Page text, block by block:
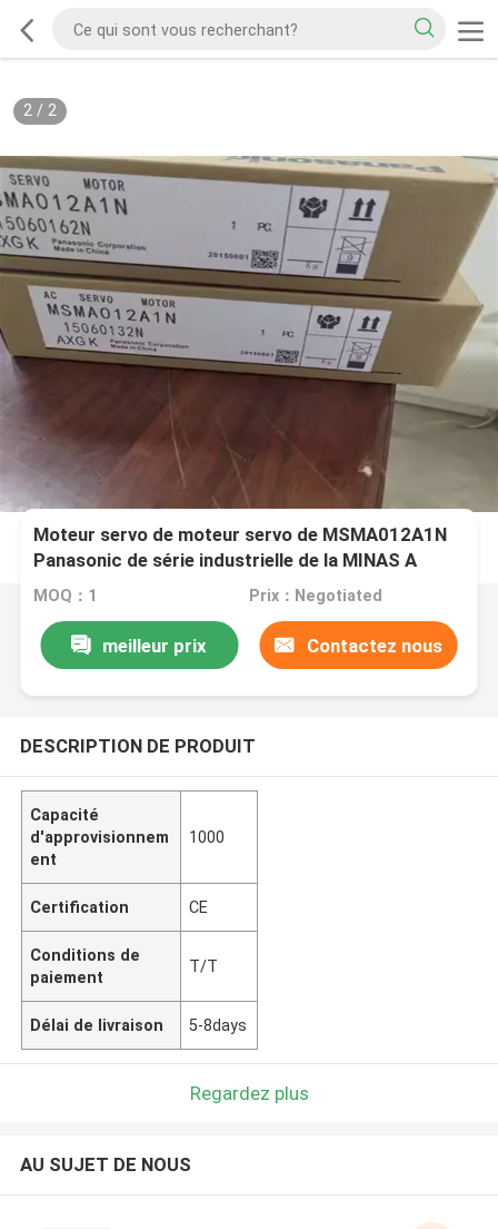
2/ 2
Moteur servo de moteur servo de MSMA012A1N
Panasonic de série industrielle de la MINAS A
MOQ：1 Prix：Negotiated
meilleur prix Contactez nous
DESCRIPTION DE PRODUIT
Capacité
d'approvisionnem
ent
1000
Certification CE
Conditions de
paiement
T/T
Délai de livraison 5-8days
Regardez plus
AU SUJET DE NOUS